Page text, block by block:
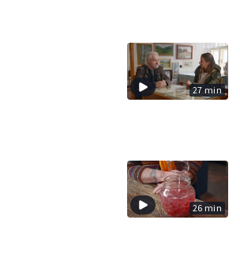
27 min
26 min